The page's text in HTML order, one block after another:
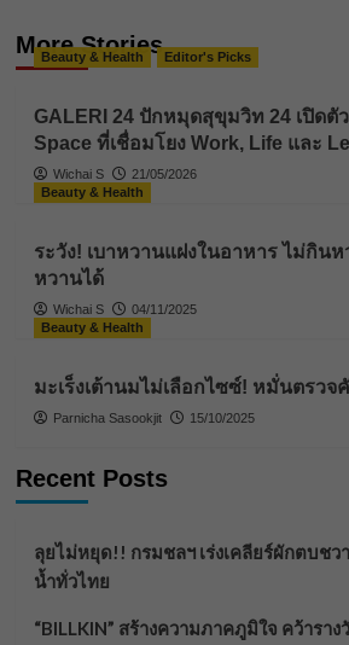
More Stories
Beauty & Health Editor's Picks
GALERI 24 ปักหมุดสุขุมวิท 24 เปิดตั
Space ที่เชื่อมโยง Work, Life และ
Wichai S
21/05/2026
Beauty & Health
ระวัง! เบาหวานแฝงในอาหาร ไม่กินห
หวานได้
Wichai S
04/11/2025
Beauty & Health
มะเร็งเต้านมไม่เลือกไซซ์! หมั่นตรวจ
Parnicha Sasookjit 15/10/2025
Recent Posts
ลุยไม่หยุด!! กรมชลฯ เร่งเคลียร์ผักตบชว
น้ำทั่วไทย
“BILLKIN” สร้างความภาคภูมิใจ คว้ารา